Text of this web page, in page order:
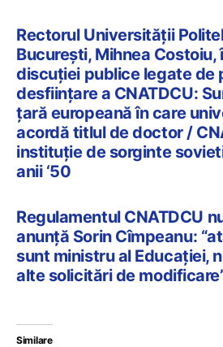
Rectorul Universităţii
Bucureşti, Mihnea
discuției publice legate de
desființare a CNATDCU:
ţară europeană în care
acordă titlul de doctor /
instituție de sorginte
anii ‘50
Regulamentul CNATDCU
anunță Sorin Cîmpeanu:
sunt ministru al Educației,
alte solicitări de
Similare